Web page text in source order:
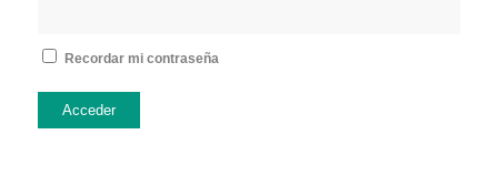
Recordar mi contraseña
Acceder